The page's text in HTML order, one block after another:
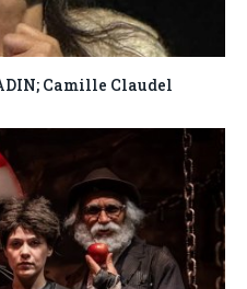
Camille Claudel